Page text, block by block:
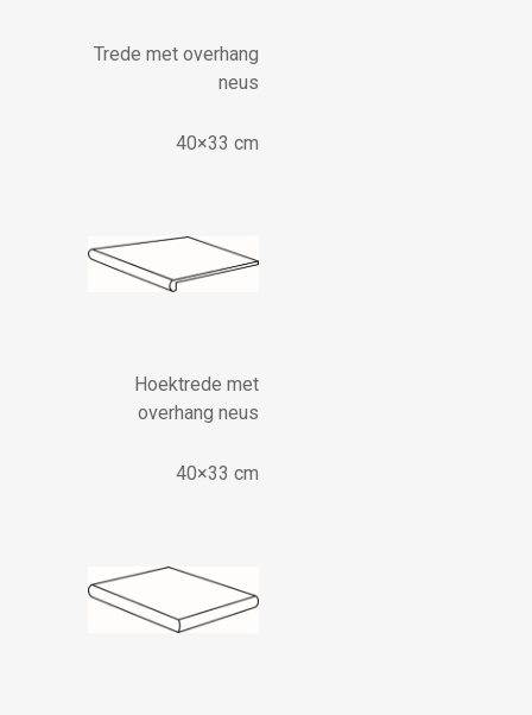
Trede met overhang
neus
40×33 cm
Hoektrede met
overhang neus
40×33 cm